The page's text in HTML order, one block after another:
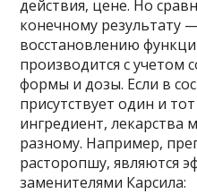
действия, цене. Но
конечному результату
восстановлению
производится с учетом
формы и дозы. Если в
присутствует один и
ингредиент, лекарства
разному. Например,
расторопшу, являются
заменителями Карсила: